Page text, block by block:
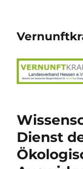
Dienst